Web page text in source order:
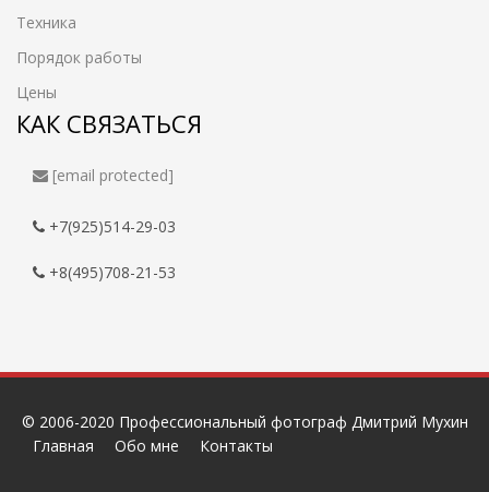
Техника
Порядок работы
Цены
КАК СВЯЗАТЬСЯ
[email protected]
+7(925)514-29-03
+8(495)708-21-53
© 2006-2020 Профессиональный фотограф Дмитрий Мухин
Главная
Обо мне Контакты